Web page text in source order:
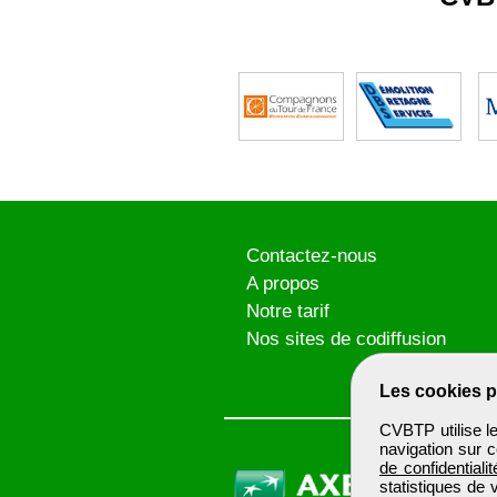
Les cookies
CVBTP utilise
navigation sur
de
statistiques de
Contactez-nous
A propos
Notre tarif
Nos sites de codiffusion